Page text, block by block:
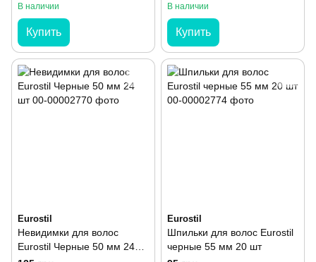
В наличии
Купить
В наличии
Купить
Eurostil
Невидимки для волос
Eurostil Черные 50 мм 24
Eurostil
Шпильки для волос Eurostil
черные 55 мм 20 шт